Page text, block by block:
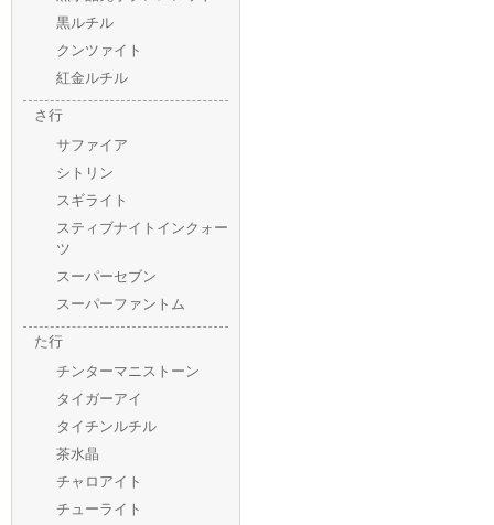
黒ルチル
クンツァイト
紅金ルチル
さ行
サファイア
シトリン
スギライト
スティブナイトインクォー
ツ
スーパーセブン
スーパーファントム
た行
チンターマニストーン
タイガーアイ
タイチンルチル
茶水晶
チャロアイト
チューライト